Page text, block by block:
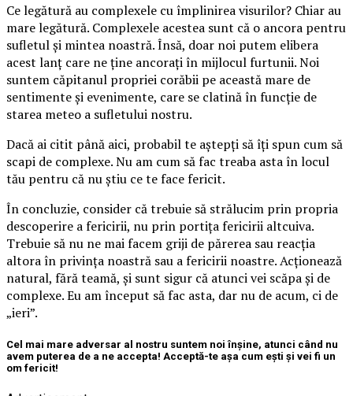
Ce legătură au complexele cu împlinirea visurilor? Chiar au
mare legătură. Complexele acestea sunt că o ancora pentru
sufletul și mintea noastră. Însă, doar noi putem elibera
acest lanț care ne ține ancorați în mijlocul furtunii. Noi
suntem căpitanul propriei corăbii pe această mare de
sentimente și evenimente, care se clatină în funcție de
starea meteo a sufletului nostru.
Dacă ai citit până aici, probabil te aștepți să îți spun cum să
scapi de complexe. Nu am cum să fac treaba asta în locul
tău pentru că nu știu ce te face fericit.
În concluzie, consider că trebuie să strălucim prin propria
descoperire a fericirii, nu prin portița fericirii altcuiva.
Trebuie să nu ne mai facem griji de părerea sau reacția
altora în privința noastră sau a fericirii noastre. Acționează
natural, fără teamă, și sunt sigur că atunci vei scăpa și de
complexe. Eu am început să fac asta, dar nu de acum, ci de
„ieri”.
Cel mai mare adversar al nostru suntem noi înșine, atunci când nu
avem puterea de a ne accepta! Acceptă-te așa cum ești și vei fi un
om fericit!